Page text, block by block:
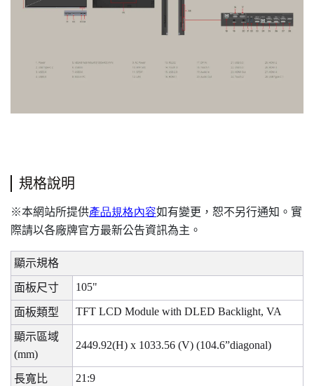
規格說明
※本網站所提供產品規格內容如有變更，恕不另行通知。實
際請以各廠牌官方最新公告資訊為主。
顯示規格
面板尺寸 105"
面板類型 TFT LCD Module with DLED Backlight, VA
顯示區域
(mm)
2449.92(H) x 1033.56 (V) (104.6”diagonal)
長寬比 21:9